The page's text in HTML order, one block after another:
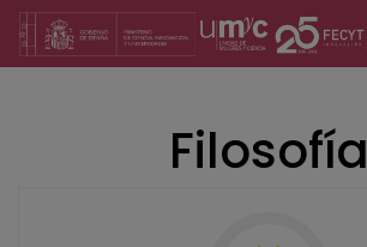
Pasar
Filosofía